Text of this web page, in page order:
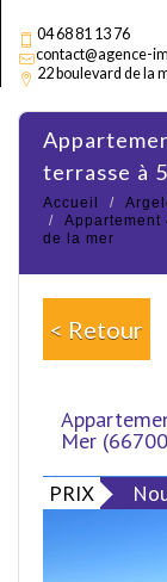
04 68 81 13 76
contact@agence-
22 boulevard de la
appartement 4 personnes avec grande
terrasse à
Accueil
Appartement
de la mer
< Retour
Mer
PRIX